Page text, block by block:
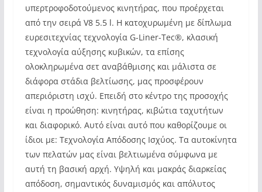
υπερτροφοδοτούμενος κινητήρας, που προέρχεται
από την σειρά V8 5.5 l. Η κατοχυρωμένη με δίπλωμα
ευρεσιτεχνίας τεχνολογία G-Liner-Tec®, κλασική
τεχνολογία αύξησης κυβικών, τα επίσης
ολοκληρωμένα σετ αναβάθμισης και μάλιστα σε
διάφορα στάδια βελτίωσης, μας προσφέρουν
απεριόριστη ισχύ. Επειδή στο κέντρο της προσοχής
είναι η προώθηση: κινητήρας, κιβώτια ταχυτήτων
και διαφορικό. Αυτό είναι αυτό που καθορίζουμε οι
ίδιοι με: Τεχνολογία Απόδοσης Ισχύος. Τα αυτοκίνητα
των πελατών μας είναι βελτιωμένα σύμφωνα με
αυτή τη βασική αρχή. Υψηλή και μακράς διαρκείας
απόδοση, σημαντικός δυναμισμός και απόλυτος